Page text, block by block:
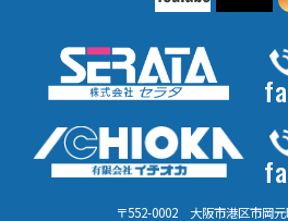
HL-PS
HL-HK4
HL-HCHK
HL-SSHK-FU
HL-PT20x45N
HP-MBSK-N
HP-PT25x65N
HP-WHK
HP-SSHK-FU
〒552-0002 大阪市港区市岡